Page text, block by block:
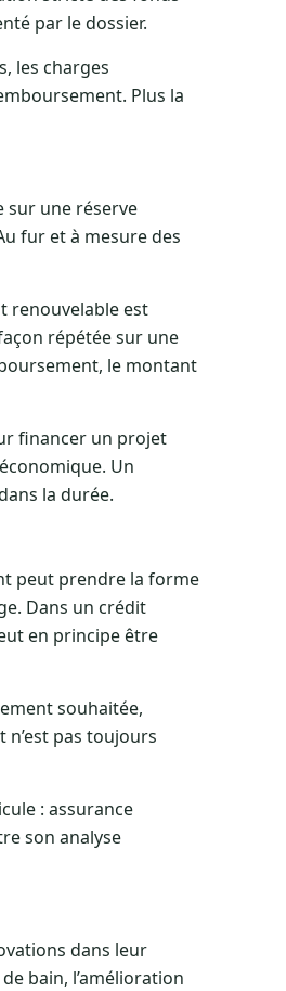
par le dossier.
les charges
Plus la
sur une réserve
fur et à mesure des
renouvelable est
répétée sur une
le montant
financer un projet
Un
la durée.
peut prendre la forme
Dans un crédit
en principe être
souhaitée,
n’est pas toujours
: assurance
son analyse
dans leur
bain, l’amélioration